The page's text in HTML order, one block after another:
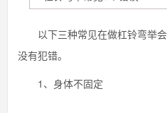
以下三种常见在做杠铃弯举会
没有犯错。
1、身体不固定